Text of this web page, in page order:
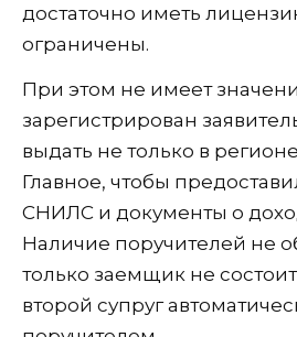
достаточно иметь
ограничены.
При этом не имеет
зарегистрирован
выдать не только в
Главное, чтобы
СНИЛС и документы о
Наличие поручителей не
только заемщик не состоит
второй супруг